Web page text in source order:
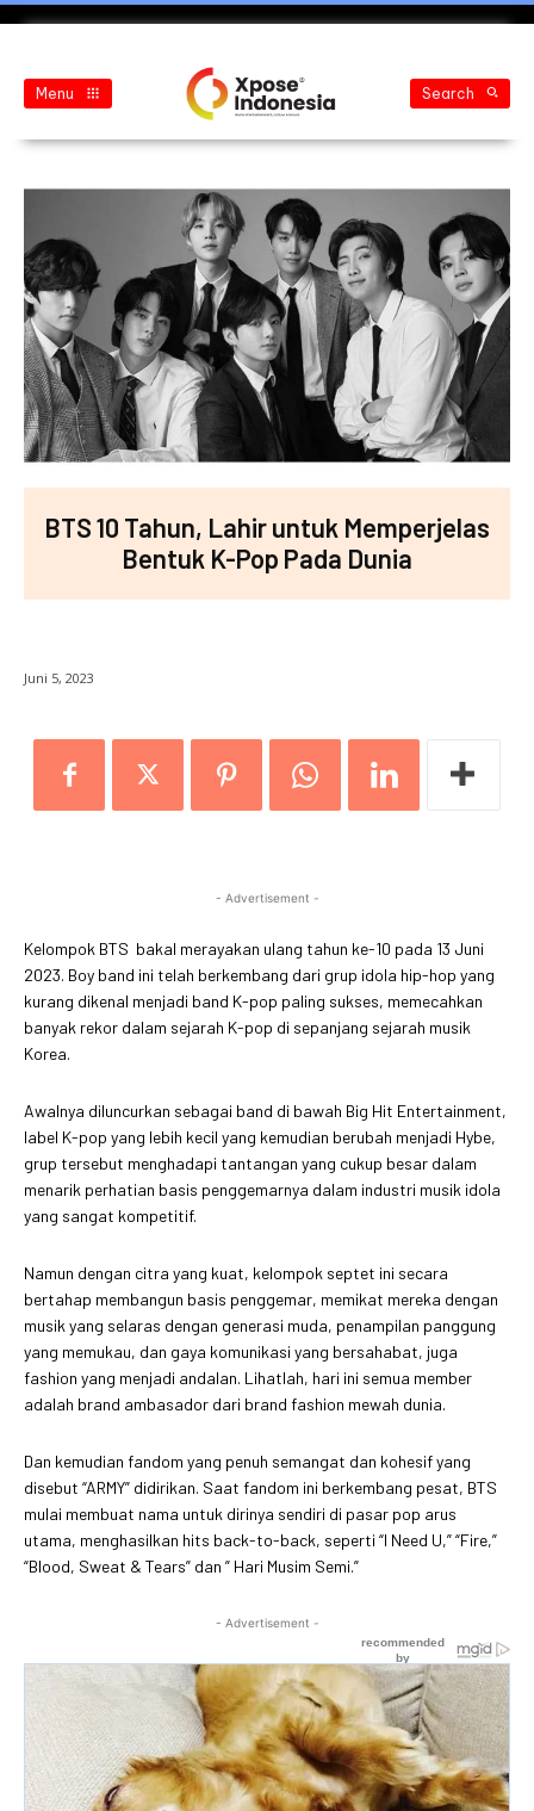
Menu Search
BTS 10 Tahun, Lahir untuk Memperjelas
Bentuk K-Pop Pada Dunia
Juni 5, 2023
- Advertisement -
Kelompok BTS bakal merayakan ulang tahun ke-10 pada 13 Juni
2023. Boy band ini telah berkembang dari grup idola hip-hop yang
kurang dikenal menjadi band K-pop paling sukses, memecahkan
banyak rekor dalam sejarah K-pop di sepanjang sejarah musik
Korea.
Awalnya diluncurkan sebagai band di bawah Big Hit Entertainment,
label K-pop yang lebih kecil yang kemudian berubah menjadi Hybe,
grup tersebut menghadapi tantangan yang cukup besar dalam
menarik perhatian basis penggemarnya dalam industri musik idola
yang sangat kompetitif.
Namun dengan citra yang kuat, kelompok septet ini secara
bertahap membangun basis penggemar, memikat mereka dengan
musik yang selaras dengan generasi muda, penampilan panggung
yang memukau, dan gaya komunikasi yang bersahabat, juga
fashion yang menjadi andalan. Lihatlah, hari ini semua member
adalah brand ambasador dari brand fashion mewah dunia.
Dan kemudian fandom yang penuh semangat dan kohesif yang
disebut “ARMY” didirikan. Saat fandom ini berkembang pesat, BTS
mulai membuat nama untuk dirinya sendiri di pasar pop arus
utama, menghasilkan hits back-to-back, seperti “I Need U,” “Fire,”
“Blood, Sweat & Tears” dan ” Hari Musim Semi.”
- Advertisement -